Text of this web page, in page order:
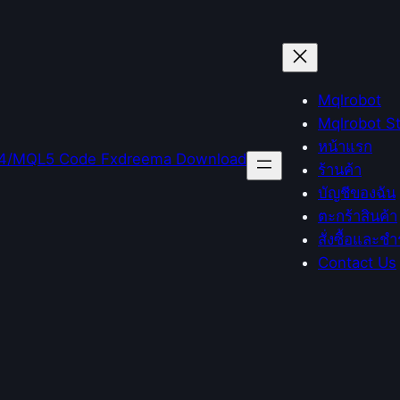
Mqlrobot
Mqlrobot
หน้าแรก
ร้านค้า
บัญชีของฉัน
ตะกร้าสินค้า
สั่งซื้อและชำ
Contact Us